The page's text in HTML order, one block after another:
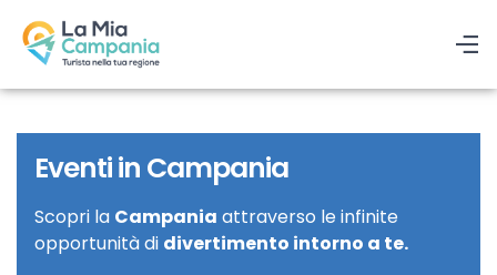
Eventi in Campania
Scopri la Campania attraverso le infinite
opportunità di divertimento intorno a te.